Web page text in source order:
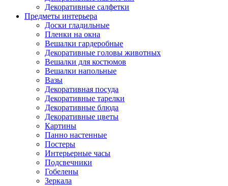
Декоративные салфетки
Предметы интерьера
Доски гладильные
Пленки на окна
Вешалки гардеробные
Декоративные головы животных
Вешалки для костюмов
Вешалки напольные
Вазы
Декоративная посуда
Декоративные тарелки
Декоративные блюда
Декоративные цветы
Картины
Панно настенные
Постеры
Интерьерные часы
Подсвечники
Гобелены
Зеркала